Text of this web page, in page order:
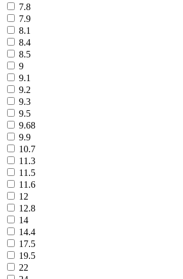
7.8
7.9
8.1
8.4
8.5
9
9.1
9.2
9.3
9.5
9.68
9.9
10.7
11.3
11.5
11.6
12
12.8
14
14.4
17.5
19.5
22